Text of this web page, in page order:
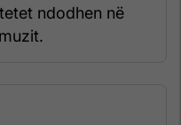
ndodhen në